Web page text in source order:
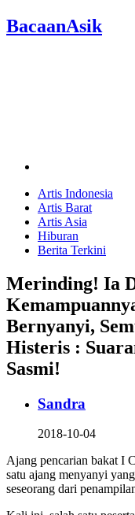
BacaanAsik
Artis Indonesia
Artis Barat
Artis Asia
Hiburan
Berita Terkini
Merinding! Ia
Bernyanyi,
Histeris :
Sasmi!
Sandra
2018-10-04
Ajang pencarian bakat I
satu ajang menyanyi
seseorang dari